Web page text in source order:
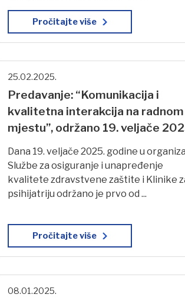
Pročitajte više
25.02.2025.
Predavanje: “Komunikacija i
kvalitetna interakcija na radnom
mjestu”, održano 19. veljače
Dana 19. veljače 2025. godine u
Službe za osiguranje i unapređenje
kvalitete zdravstvene zaštite i Klinike
psihijatriju održano je prvo od ...
Pročitajte više
08.01.2025.